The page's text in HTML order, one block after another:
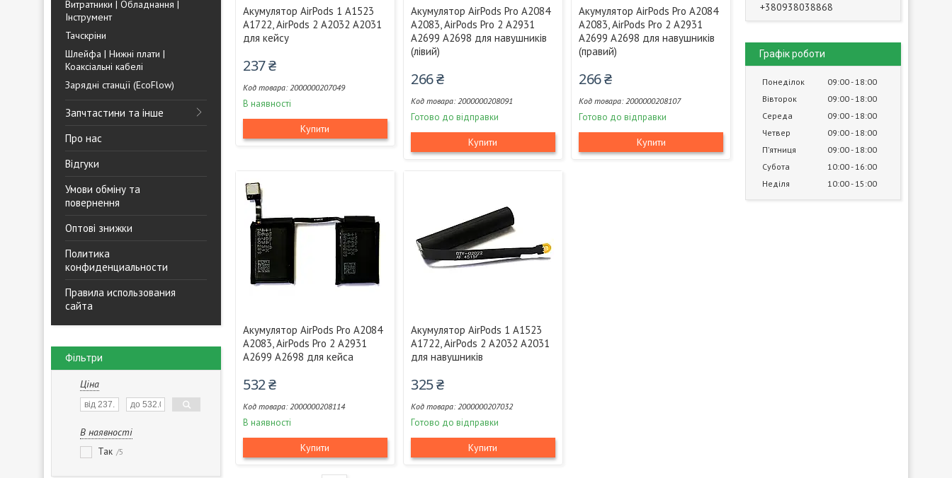
Витратники | Обладнання |
Інструмент
Тачскріни
Шлейфа | Нижні плати |
Коаксіальні кабелі
Зарядні станції (EcoFlow)
Запчтастини та інше
Про нас
Відгуки
Умови обміну та
повернення
Оптові знижки
Политика
конфиденциальности
Правила использования
сайта
Фільтри
Ціна
В наявності
Так 5
Акумулятор AirPods 1 A1523
A1722, AirPods 2 A2032 A2031
для кейсу
237 ₴
2000000207049
В наявності
Купити
Акумулятор AirPods Pro A2084
A2083, AirPods Pro 2 A2931
A2699 A2698 для навушників
(лівий)
266 ₴
2000000208091
Готово до відправки
Купити
Акумулятор AirPods Pro A2084
A2083, AirPods Pro 2 A2931
A2699 A2698 для навушників
(правий)
266 ₴
2000000208107
Готово до відправки
Купити
Акумулятор AirPods Pro A2084
A2083, AirPods Pro 2 A2931
A2699 A2698 для кейса
532 ₴
2000000208114
В наявності
Купити
Акумулятор AirPods 1 A1523
A1722, AirPods 2 A2032 A2031
для навушників
325 ₴
2000000207032
Готово до відправки
Купити
+380938038868
Графік роботи
Понеділок 09:00 18:00
Вівторок
09:00 18:00
Середа
09:00 18:00
Четвер
09:00 18:00
Пʼятниця
09:00 18:00
Субота
10:00 16:00
Неділя
10:00 15:00